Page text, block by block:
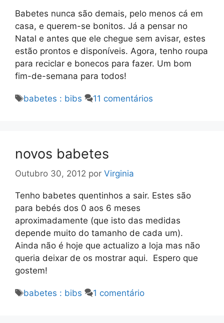
Babetes nunca são demais, pelo menos cá em
casa, e querem-se bonitos. Já a pensar no
Natal e antes que ele chegue sem avisar, estes
estão prontos e disponíveis. Agora, tenho roupa
para reciclar e bonecos para fazer. Um bom
fim-de-semana para todos!
Etiquetas
babetes : bibs 11 comentários
novos babetes
Outubro 30, 2012 por Virginia
Tenho babetes quentinhos a sair. Estes são
para bebés dos 0 aos 6 meses
aproximadamente (que isto das medidas
depende muito do tamanho de cada um).
Ainda não é hoje que actualizo a loja mas não
queria deixar de os mostrar aqui. Espero que
gostem!
Etiquetas
babetes : bibs 1 comentário